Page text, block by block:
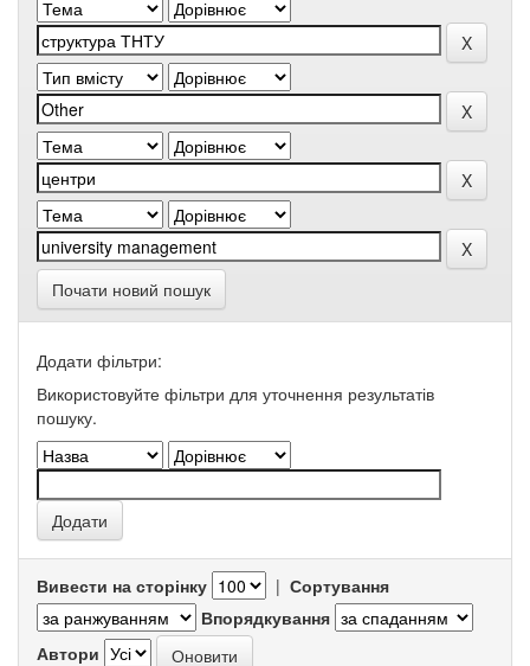
Почати новий пошук
Додати фільтри:
Використовуйте фільтри для уточнення результатів
пошуку.
Вивести на сторінку | Сортування
Впорядкування
Автори